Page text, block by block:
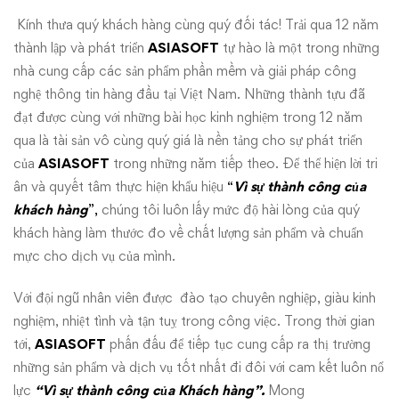
nhât
lần
thứ
12”
Kính thưa quý khách hàng cùng quý đối tác! Trải qua 12 năm
thành lập và phát triển ASIASOFT tự hào là một trong những
nhà cung cấp các sản phẩm phần mềm và giải pháp công
nghệ thông tin hàng đầu tại Việt Nam. Những thành tựu đã
đạt được cùng với những bài học kinh nghiệm trong 12 năm
qua là tài sản vô cùng quý giá là nền tảng cho sự phát triển
của ASIASOFT trong những năm tiếp theo. Để thể hiện lời tri
ân và quyết tâm thực hiện khẩu hiệu “ Vì sự thành công của
khách hàng”, chúng tôi luôn lấy mức độ hài lòng của quý
khách hàng làm thước đo về chất lượng sản phẩm và chuẩn
mực cho dịch vụ của mình.
Với đội ngũ nhân viên được đào tạo chuyên nghiệp, giàu kinh
nghiệm, nhiệt tình và tận tuỵ trong công việc. Trong thời gian
tới, ASIASOFT phấn đấu để tiếp tục cung cấp ra thị trường
những sản phẩm và dịch vụ tốt nhất đi đôi với cam kết luôn nổ
lực “Vì sự thành công của Khách hàng”. Mong